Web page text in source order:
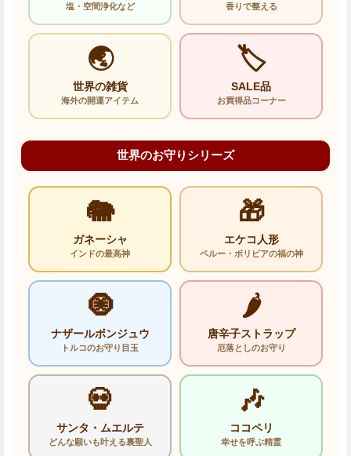
塩・空間浄化など 香りで整える
🌏
世界の雑貨
海外の開運アイテム
🏷️
SALE品
お買得品コーナー
世界のお守りシリーズ
🐘
ガネーシャ
インドの最高神
🎁
エケコ人形
ペルー・ボリビアの福の神
🧿
ナザールボンジュウ
トルコのお守り目玉
🌶️
唐辛子ストラップ
厄落としのお守り
💀
サンタ・ムエルテ
どんな願いも叶える裏聖人
🎶
ココペリ
幸せを呼ぶ精霊